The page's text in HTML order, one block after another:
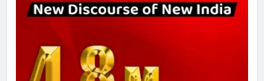
सुप्रीम कोर्ट ने राहुल गांधी के ‘वोट चोरी’
मां को गाली पर कोर्ट का समन जारी
1